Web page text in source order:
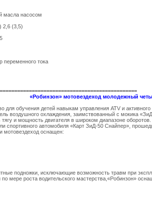
масла насосом
2,6 (3,5)
переменного тока
«Робинзон» мотовездеход молодежный
обучения детей навыкам управления ATV и активного
воздушного охлаждения, заимствованный с мокика
и мощность двигателя в широком диапазоне оборотов.
спортивного автомобиля «Карт ЗиД-50 Снайпер»,
мотовездеход оснащен:
подножки, исключающие возможность травм при
мере роста водительского мастерства,«Робинзон»